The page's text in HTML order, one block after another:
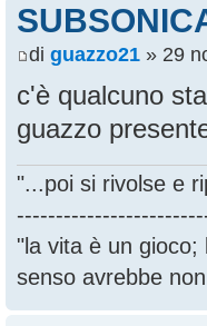
di guazzo21 » 29
c'è qualcuno
guazzo
"...poi si rivolse e
"la vita è un gioco;
senso avrebbe